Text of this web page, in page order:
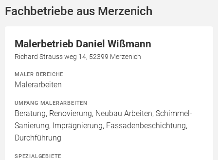
Fachbetriebe aus Merzenich
Malerbetrieb Daniel Wißmann
Richard Strauss weg 14, 52399 Merzenich
MALER BEREICHE
Malerarbeiten
UMFANG MALERARBEITEN
Beratung, Renovierung, Neubau Arbeiten, Schimmel-
Sanierung, Imprägnierung, Fassadenbeschichtung,
Durchführung
SPEZIALGEBIETE